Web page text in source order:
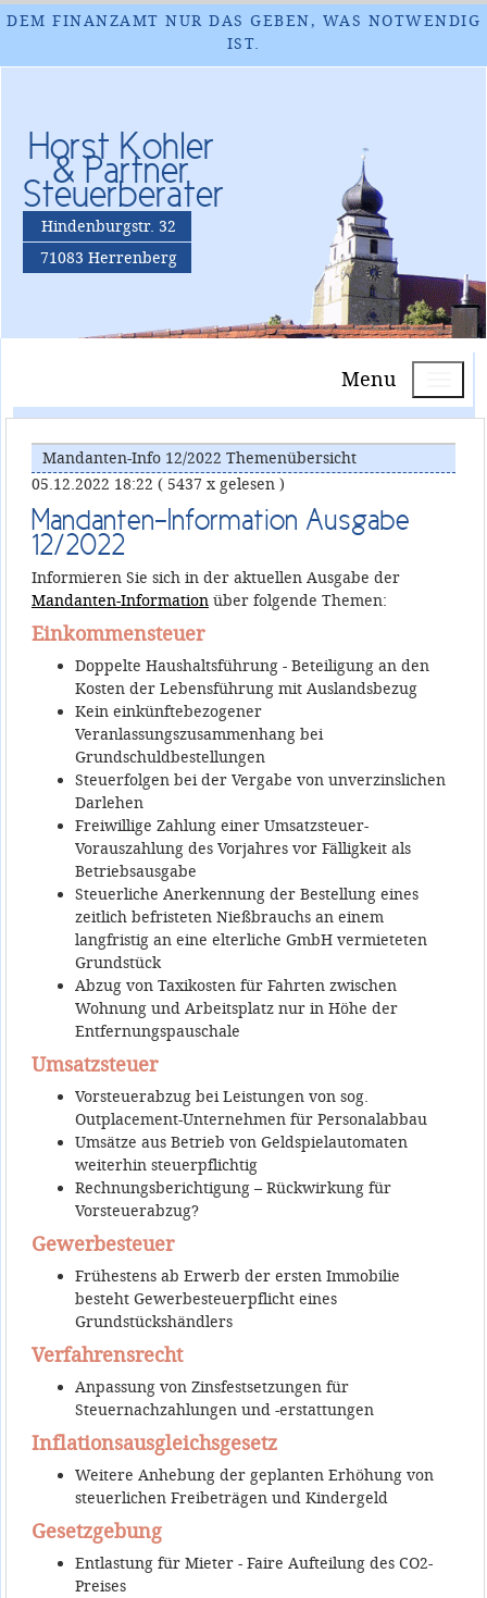
DEM FINANZAMT NUR DAS GEBEN, WAS NOTWENDIG
IST.
Horst Kohler
& Partner
Steuerberater
Hindenburgstr. 32
71083 Herrenberg
Menu
Mandanten-Info 12/2022 Themenübersicht
05.12.2022 18:22 ( 5437 x gelesen )
Mandanten-Information Ausgabe
12/2022
Informieren Sie sich in der aktuellen Ausgabe der
Mandanten-Informationüber folgende Themen:
Einkommensteuer
Doppelte Haushaltsführung - Beteiligung an den
Kosten der Lebensführung mit Auslandsbezug
Kein einkünftebezogener
Veranlassungszusammenhang bei
Grundschuldbestellungen
Steuerfolgen bei der Vergabe von unverzinslichen
Darlehen
Freiwillige Zahlung einer Umsatzsteuer-
Vorauszahlung des Vorjahres vor Fälligkeit als
Betriebsausgabe
Steuerliche Anerkennung der Bestellung eines
zeitlich befristeten Nießbrauchs an einem
langfristig an eine elterliche GmbH vermieteten
Grundstück
Abzug von Taxikosten für Fahrten zwischen
Wohnung und Arbeitsplatz nur in Höhe der
Entfernungspauschale
Umsatzsteuer
Vorsteuerabzug bei Leistungen von sog.
Outplacement-Unternehmen für Personalabbau
Umsätze aus Betrieb von Geldspielautomaten
weiterhin steuerpflichtig
Rechnungsberichtigung – Rückwirkung für
Vorsteuerabzug?
Gewerbesteuer
Frühestens ab Erwerb der ersten Immobilie
besteht Gewerbesteuerpflicht eines
Grundstückshändlers
Verfahrensrecht
Anpassung von Zinsfestsetzungen für
Steuernachzahlungen und -erstattungen
Inflationsausgleichsgesetz
Weitere Anhebung der geplanten Erhöhung von
steuerlichen Freibeträgen und Kindergeld
Gesetzgebung
Entlastung für Mieter - Faire Aufteilung des CO2-
Preises